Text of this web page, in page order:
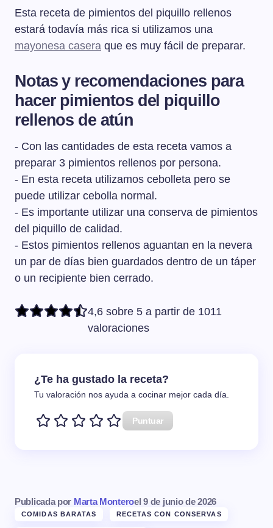
Esta receta de pimientos del piquillo rellenos
estará todavía más rica si utilizamos una
mayonesa casera que es muy fácil de preparar.
Notas y recomendaciones para
hacer pimientos del piquillo
rellenos de atún
- Con las cantidades de esta receta vamos a
preparar 3 pimientos rellenos por persona.
- En esta receta utilizamos cebolleta pero se
puede utilizar cebolla normal.
- Es importante utilizar una conserva de pimientos
del piquillo de calidad.
- Estos pimientos rellenos aguantan en la nevera
un par de días bien guardados dentro de un táper
o un recipiente bien cerrado.
4,6 sobre 5 a partir de 1011
valoraciones
¿Te ha gustado la receta?
Tu valoración nos ayuda a cocinar mejor cada día.
Puntuar
Publicada por Marta Monteroel 9 de junio de 2026
COMIDAS BARATAS RECETAS CON CONSERVAS